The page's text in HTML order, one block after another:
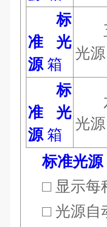
标
准光
源箱
光源
标
准光
源箱
光源
标准光源
□ 显示每
□ 光源自